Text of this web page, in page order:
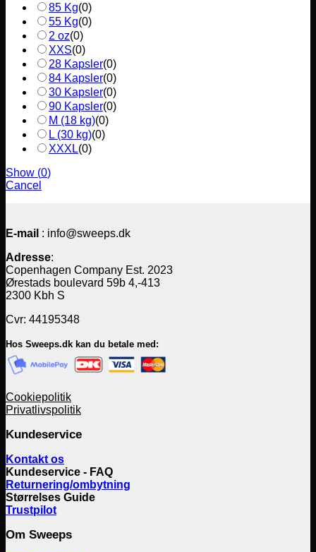
85 Kg(0)
55 Kg(0)
2 oz(0)
XXS(0)
28 Kapsler(0)
84 Kapsler(0)
30 Kapsler(0)
90 Kapsler(0)
M (18 kg)(0)
L (30 kg)(0)
XXXL(0)
Show (0)
Cancel
E-mail : info@sweeps.dk
Adresse:
Copenhagen Company Est. 2023
Ørestads boulevard 59b 4,-413
2300 Kbh S
Cvr: 44195348
Hos Sweeps.dk kan du betale med:
Cookiepolitik
Privatlivspolitik
Kundeservice
Kontakt os
Kundeservice - FAQ
Returnering/ombytning
Størrelses Guide
Trustpilot
Om Sweeps